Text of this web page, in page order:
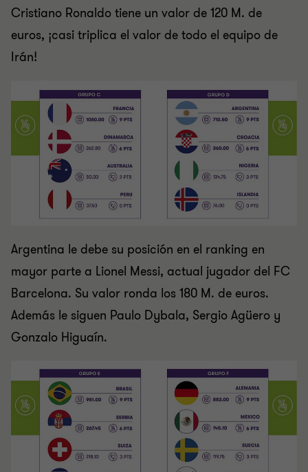
Cristiano Ronaldo tiene un valor de 120 M. de
euros, ¡casi triplica el valor de todo el equipo de
Irán!
Argentina le debe su posición en el ranking en
mayor parte a Lionel Messi, actual jugador del FC
Barcelona. Su valor ronda los 180 M. de euros.
Además le siguen Paulo Dybala, Sergio Agüero y
Gonzalo Higuaín.